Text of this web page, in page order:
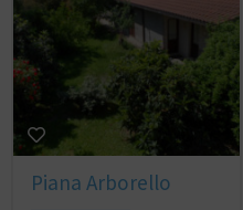
Piana Arborello